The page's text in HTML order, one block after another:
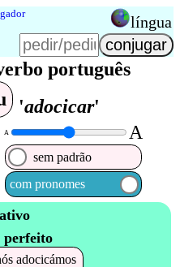
língua
português
'adocicar'
A A
sem padrão
com pronomes
adocicámos